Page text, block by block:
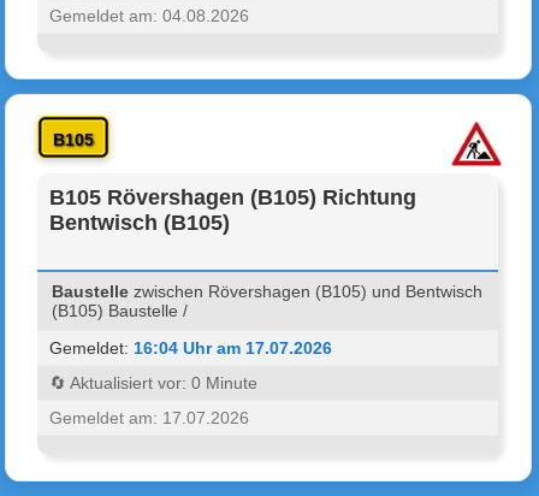
Gemeldet am: 04.08.2026
B105
B105 Rövershagen (B105) Richtung
Bentwisch (B105)
Baustelle zwischen Rövershagen (B105) und Bentwisch
(B105) Baustelle /
Gemeldet: 16:04 Uhr am 17.07.2026
🔄 Aktualisiert vor: 0 Minute
Gemeldet am: 17.07.2026